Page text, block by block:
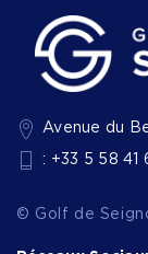
Avenue du
: +33 5 58 41
© Golf de